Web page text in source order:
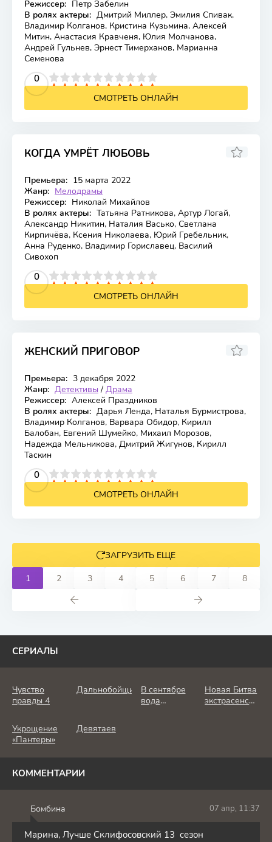
Режиссер: Петр Забелин
В ролях актеры: Дмитрий Миллер, Эмилия Спивак,
Владимир Колганов, Кристина Кузьмина, Алексей
Митин, Анастасия Кравченя, Юлия Молчанова,
Андрей Гульнев, Эрнест Тимерханов, Марианна
Семенова
0
4 5 6 7 8 9 10
СМОТРЕТЬ ОНЛАЙН
КОГДА УМРЁТ ЛЮБОВЬ
Премьера: 15 марта 2022
Жанр: Мелодрамы
Режиссер: Николай Михайлов
В ролях актеры: Татьяна Ратникова, Артур Логай,
Александр Никитин, Наталия Васько, Светлана
Кирпичёва, Ксения Николаева, Юрий Гребельник,
Анна Руденко, Владимир Гориславец, Василий
Сивохоп
0
4 5 6 7 8 9 10
СМОТРЕТЬ ОНЛАЙН
ЖЕНСКИЙ ПРИГОВОР
Премьера: 3 декабря 2022
Жанр: Детективы / Драма
Режиссер: Алексей Праздников
В ролях актеры: Дарья Ленда, Наталья Бурмистрова,
Владимир Колганов, Варвара Обидор, Кирилл
Балобан, Евгений Шумейко, Михаил Морозов,
Надежда Мельникова, Дмитрий Жигунов, Кирилл
Таскин
0
4 5 6 7 8 9 10
СМОТРЕТЬ ОНЛАЙН
ЗАГРУЗИТЬ ЕЩЕ
1
2 3 4 5 6 7 8
СЕРИАЛЫ
Чувство
правды 4
Дальнобойщик
В сентябре
вода
Новая Битва
экстрасенсов
Укрощение
«Пантеры»
Девятаев
КОММЕНТАРИИ
Бомбина 07 апр, 11:37
Марина, Лучше Склифосовский 13 сезон